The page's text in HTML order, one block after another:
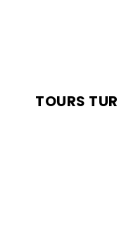
TOURS